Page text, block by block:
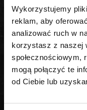
Wykorzystujemy
reklam, aby
analizować ruch w
korzystasz z naszej
społecznościowym,
mogą połączyć te
od Ciebie lub